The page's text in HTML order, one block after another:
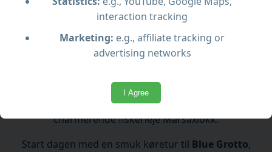
interaction tracking
Marketing: e.g., affiliate tracking or
advertising networks
I Agree
Hvad du kan forvente
Tag på en uforglemmelig morgentur til de
betagende havgrotter ved Blue Grotto og det
charmerende fiskerleje Marsaxlokk.
Start dagen med en smuk køretur til Blue Grotto,